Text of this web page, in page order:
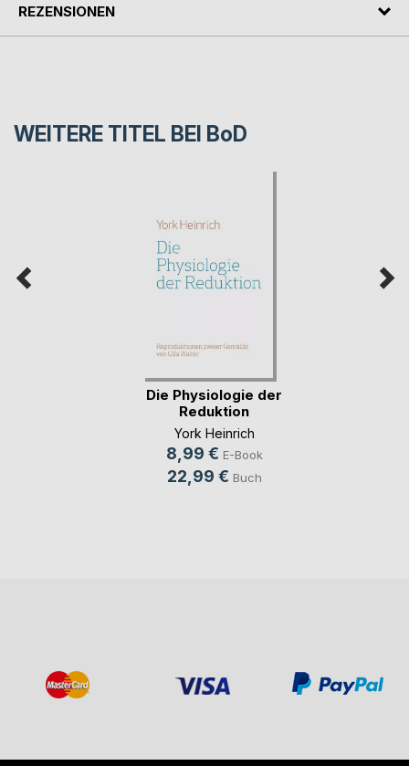
REZENSIONEN
WEITERE TITEL BEI BoD
Die Physiologie der
Reduktion
York Heinrich
8,99 € E-Book
22,99 € Buch